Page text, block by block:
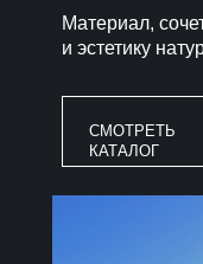
8
Материал,
и эстетику
СМОТРЕТЬ
КАТАЛОГ